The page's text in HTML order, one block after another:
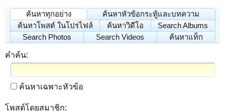
ค้นหาทุกอย่าง
ค้นหาหัวข้อกระทู้และบทความ
ค้นหาโพสต์ ในโปรไฟล์
ค้นหาวิดีโอ
Search Albums
Search Photos
Search Videos ค้นหาแท็ก
คำค้น:
ค้นหาเฉพาะหัวข้อ
โพสต์โดยสมาชิก: